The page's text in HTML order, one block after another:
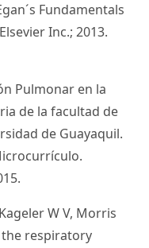
Fundamentals
Inc.; 2013.
Pulmonar en la
de la facultad de
de Guayaquil.
W V, Morris
the respiratory